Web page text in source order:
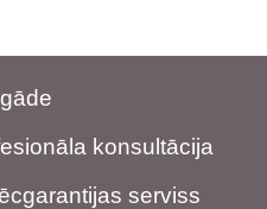
konsultācija
serviss